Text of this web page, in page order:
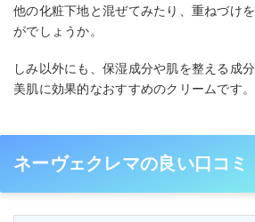
他の化粧下地と混ぜてみたり、重ねづけ
がでしょうか。
しみ以外にも、保湿成分や肌を整える成
美肌に効果的なおすすめのクリームです。
ネーヴェクレマの良い口コミ